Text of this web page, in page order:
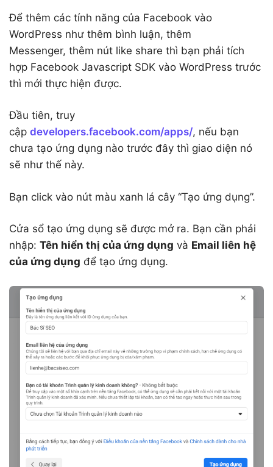
Để thêm các tính năng của Facebook vào
WordPress như thêm bình luận, thêm
Messenger, thêm nút like share thì bạn phải tích
hợp Facebook Javascript SDK vào WordPress trước
thì mới thực hiện được.
Đầu tiên, truy
cập developers.facebook.com/apps/, nếu bạn
chưa tạo ứng dụng nào trước đây thì giao diện nó
sẽ như thế này.
Bạn click vào nút màu xanh lá cây “Tạo ứng dụng”.
Cửa sổ tạo ứng dụng sẽ được mở ra. Bạn cần phải
nhập: Tên hiển thị của ứng dụng và Email liên hệ
của ứng dụng để tạo ứng dụng.